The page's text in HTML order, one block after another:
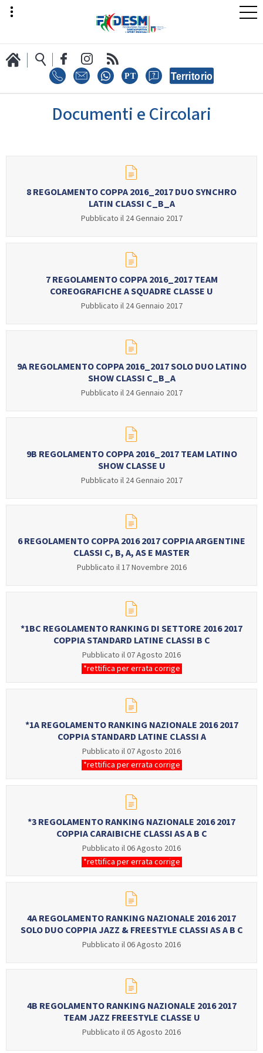
LA FEDERAZIONE
AREA SPORT
AREA TECNICA
GARE
Contatti Discipline
Formazione Albo Soci
Documenti e Circolari
8 REGOLAMENTO COPPA 2016_2017 DUO SYNCHRO
LATIN CLASSI C_B_A
Pubblicato il 24 Gennaio 2017
7 REGOLAMENTO COPPA 2016_2017 TEAM
COREOGRAFICHE A SQUADRE CLASSE U
Pubblicato il 24 Gennaio 2017
9A REGOLAMENTO COPPA 2016_2017 SOLO DUO LATINO
SHOW CLASSI C_B_A
Pubblicato il 24 Gennaio 2017
9B REGOLAMENTO COPPA 2016_2017 TEAM LATINO
SHOW CLASSE U
Pubblicato il 24 Gennaio 2017
6 REGOLAMENTO COPPA 2016 2017 COPPIA ARGENTINE
CLASSI C, B, A, AS E MASTER
Pubblicato il 17 Novembre 2016
*1BC REGOLAMENTO RANKING DI SETTORE 2016 2017
COPPIA STANDARD LATINE CLASSI B C
Pubblicato il 07 Agosto 2016
*rettifica per errata corrige
*1A REGOLAMENTO RANKING NAZIONALE 2016 2017
COPPIA STANDARD LATINE CLASSI A
Pubblicato il 07 Agosto 2016
*rettifica per errata corrige
*3 REGOLAMENTO RANKING NAZIONALE 2016 2017
COPPIA CARAIBICHE CLASSI AS A B C
Pubblicato il 06 Agosto 2016
*rettifica per errata corrige
4A REGOLAMENTO RANKING NAZIONALE 2016 2017
SOLO DUO COPPIA JAZZ & FREESTYLE CLASSI AS A B C
Pubblicato il 06 Agosto 2016
4B REGOLAMENTO RANKING NAZIONALE 2016 2017
TEAM JAZZ FREESTYLE CLASSE U
Pubblicato il 05 Agosto 2016